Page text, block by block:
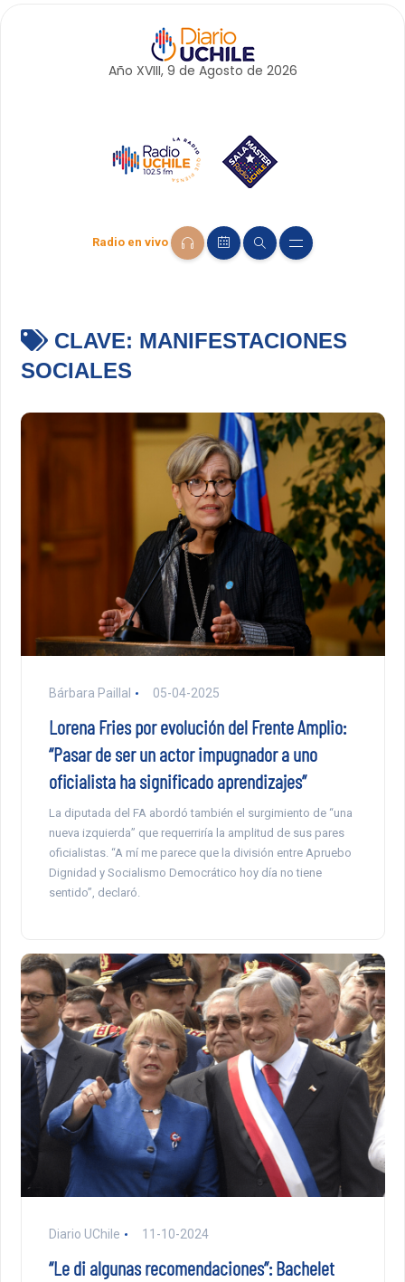
Año XVIII, 9 de Agosto de 2026
Radio en vivo
CLAVE: MANIFESTACIONES
SOCIALES
Bárbara Paillal 05-04-2025
Lorena Fries por evolución del Frente Amplio:
“Pasar de ser un actor impugnador a uno
oficialista ha significado aprendizajes”
La diputada del FA abordó también el surgimiento de “una
nueva izquierda” que requerriría la amplitud de sus pares
oficialistas. “A mí me parece que la división entre Apruebo
Dignidad y Socialismo Democrático hoy día no tiene
sentido”, declaró.
Diario UChile 11-10-2024
“Le di algunas recomendaciones”: Bachelet